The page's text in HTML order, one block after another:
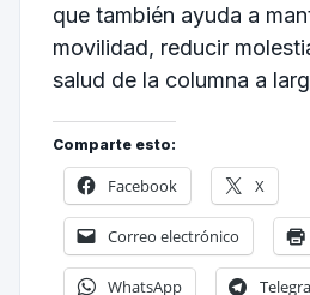
que también ayuda a
movilidad, reducir
salud de la columna a
Comparte esto:
Facebook X
Correo electrónico
WhatsApp